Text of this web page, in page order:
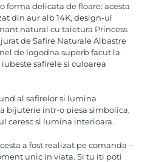
delicata de floare: acesta
din aur alb 14K, design-ul
natural cu taietura Princess
de Safire Naturale Albastre
de logodna superb facut la
safirele si culoarea
al safirelor si lumina
bijuterie intr-o piesa simbolica,
ceresc si lumina interioara.
a fost realizat pe comanda –
unic in viata. Si tu iti poti